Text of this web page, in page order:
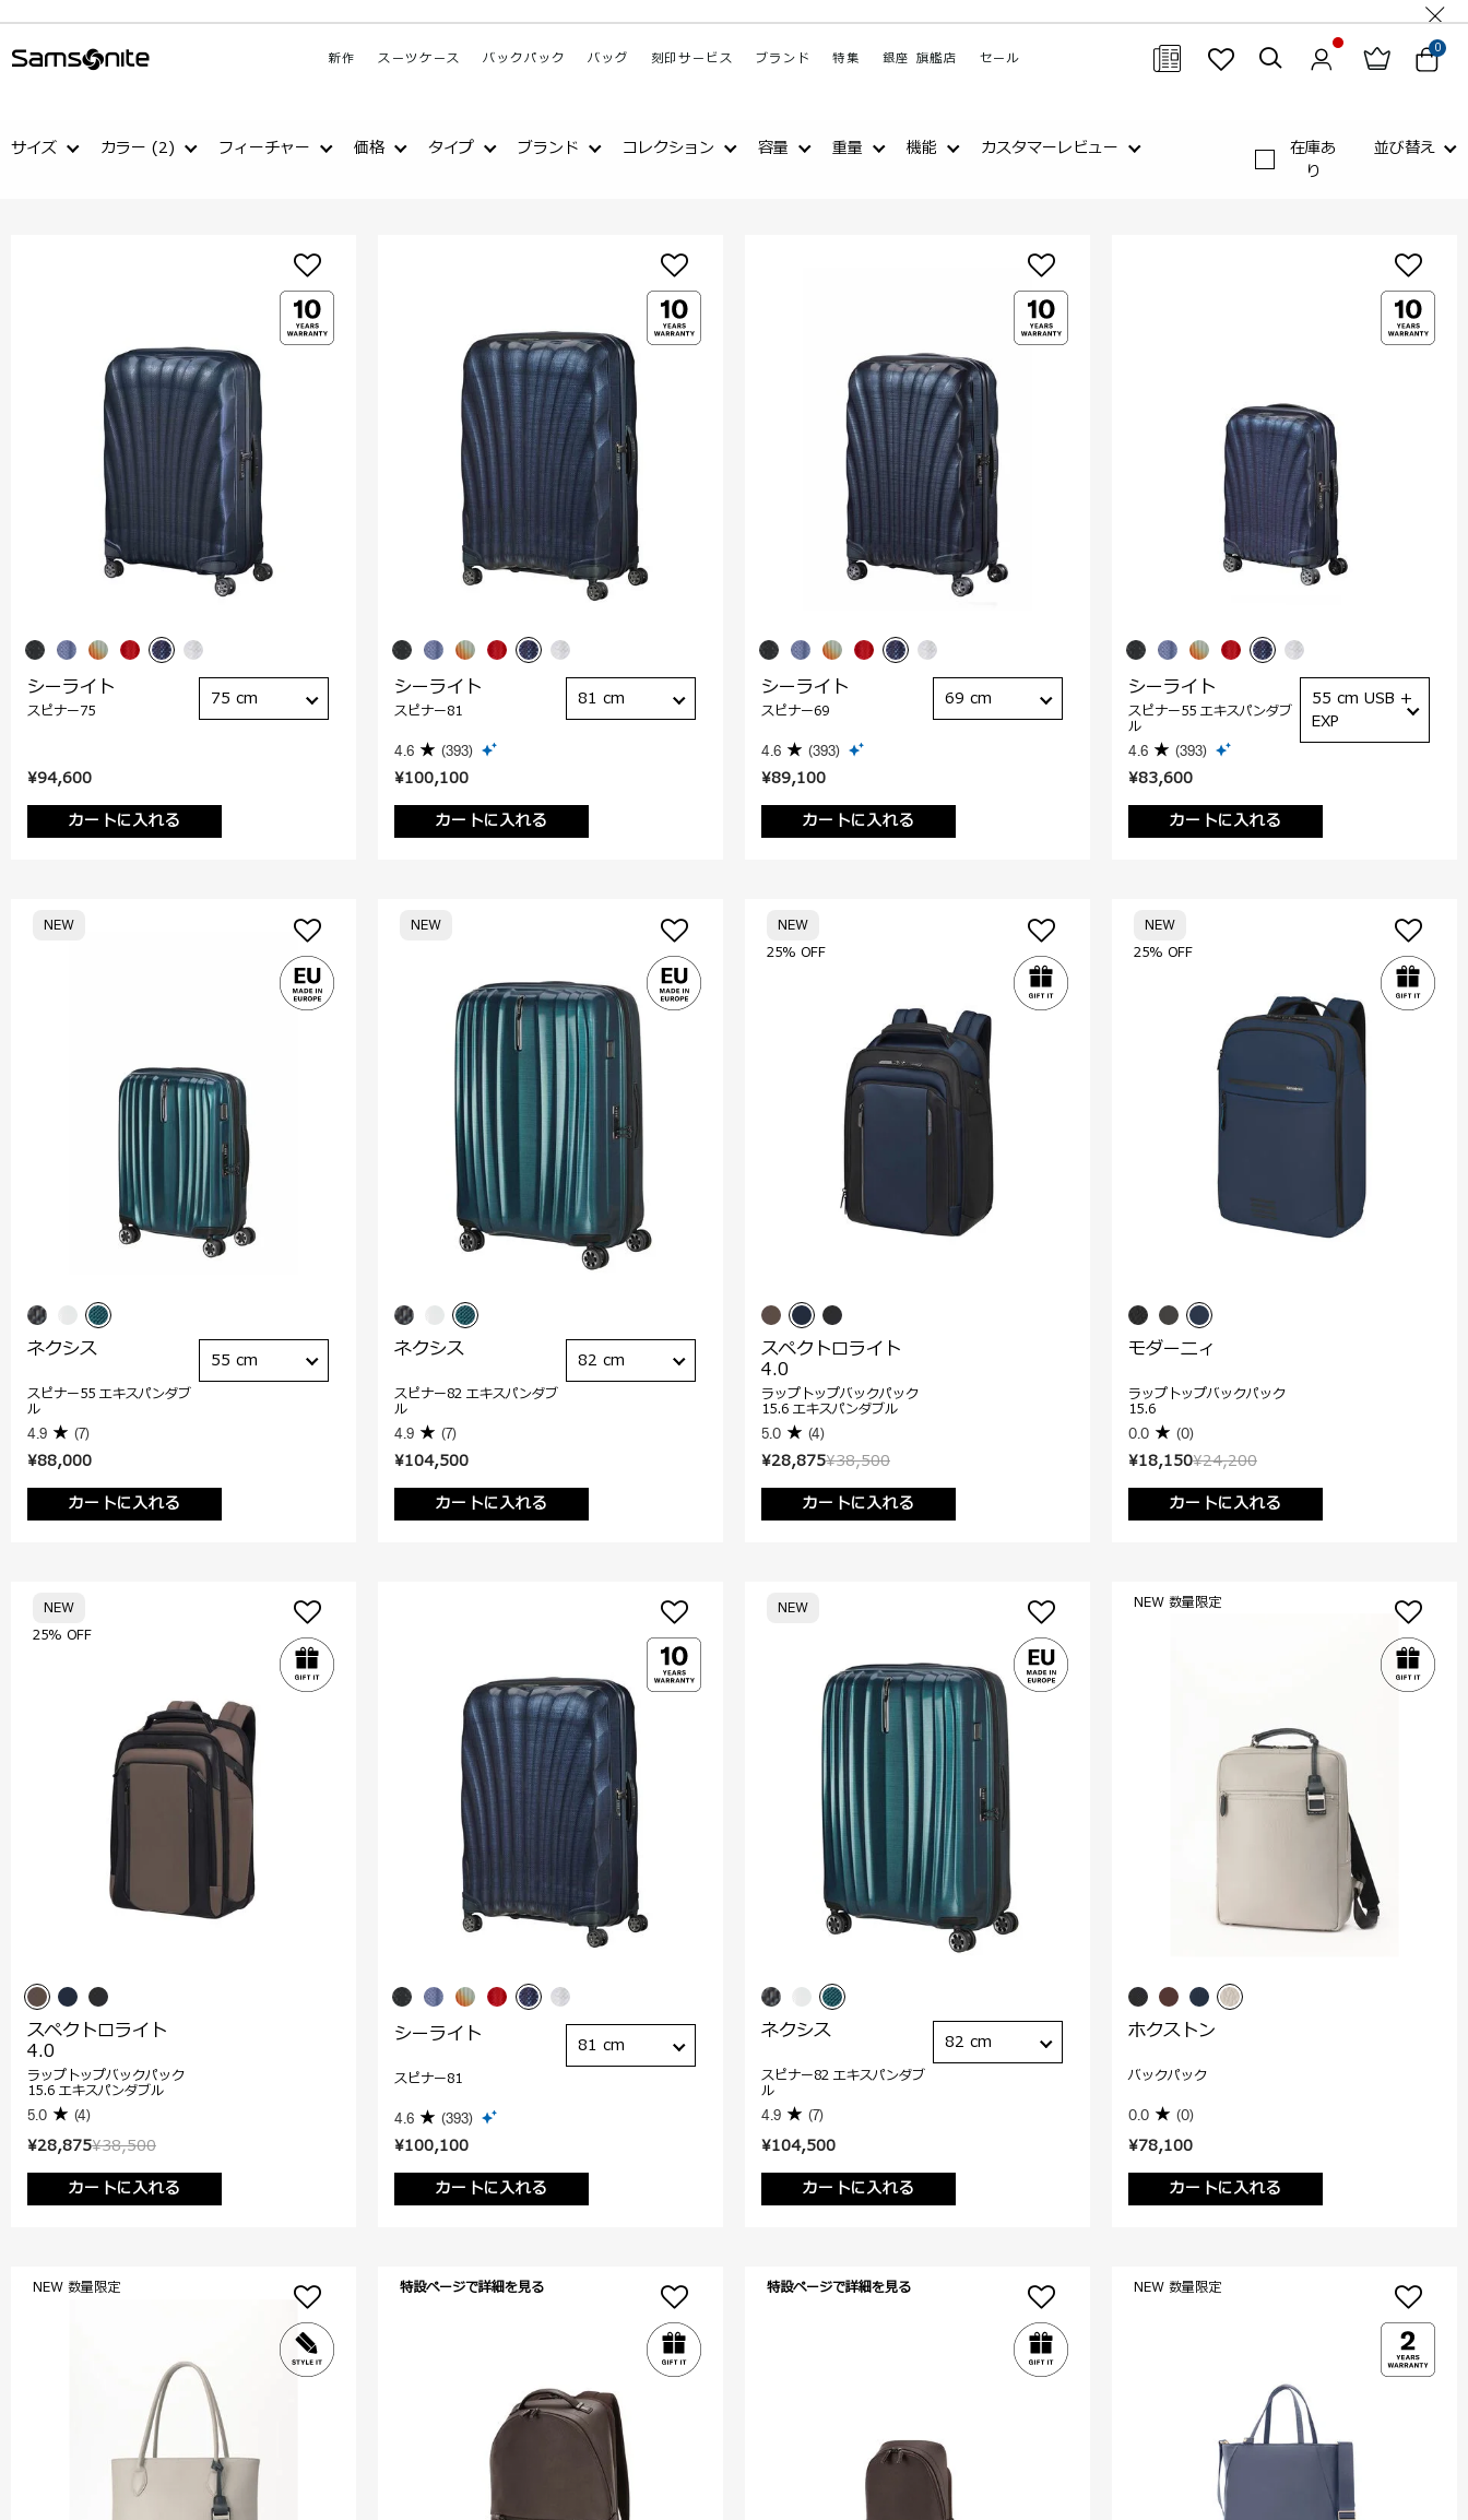
新作 スーツケース バックパック バッグ 刻印サービス ブランド 特集 銀座 旗艦店 セール
0
閉じる
サイズ カラー (2) フィーチャー 価格 タイプ ブランド コレクション 容量 重量 機能 カスタマーレビュー
在庫あ
り
並び替え
¥94,600
カートに入れる
シーライト
スピナー75
75 cm
¥100,100
カートに入れる
シーライト
スピナー81
4.6 (393)
81 cm
¥89,100
カートに入れる
シーライト
スピナー69
4.6 (393)
69 cm
¥83,600
カートに入れる
シーライト
スピナー55 エキスパンダブ
ル
4.6 (393)
55 cm USB +
EXP
¥88,000
カートに入れる
NEW
ネクシス
スピナー55 エキスパンダブ
ル
4.9 (7)
55 cm
¥104,500
カートに入れる
NEW
ネクシス
スピナー82 エキスパンダブ
ル
4.9 (7)
82 cm
¥38,500
¥28,875
カートに入れる
25% OFF
NEW
スペクトロライト
4.0
ラップトップバックパック
15.6 エキスパンダブル
5.0 (4)
¥24,200
¥18,150
カートに入れる
25% OFF
NEW
モダーニィ
ラップトップバックパック
15.6
0.0 (0)
¥38,500
¥28,875
カートに入れる
25% OFF
NEW
スペクトロライト
4.0
ラップトップバックパック
15.6 エキスパンダブル
5.0 (4)
¥100,100
カートに入れる
シーライト
スピナー81
4.6 (393)
81 cm
¥104,500
カートに入れる
NEW
ネクシス
スピナー82 エキスパンダブ
ル
4.9 (7)
82 cm
¥78,100
カートに入れる
NEW 数量限定
ホクストン
バックパック
0.0 (0)
NEW 数量限定 特設ページで詳細を見る 特設ページで詳細を見る NEW 数量限定